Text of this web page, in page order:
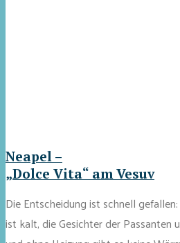
Neapel –
„Dolce Vita“ am Vesuv
Die Entscheidung ist schnell
ist kalt, die Gesichter der Passanten